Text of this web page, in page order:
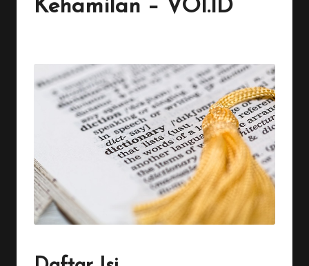
Kehamilan – VOI.ID